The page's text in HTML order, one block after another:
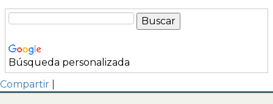
Búsqueda personalizada
Compartir